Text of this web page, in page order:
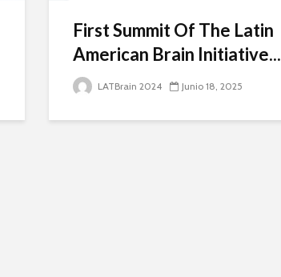
First Summit Of The Latin
American Brain Initiative...
LATBrain 2024 Junio 18, 2025